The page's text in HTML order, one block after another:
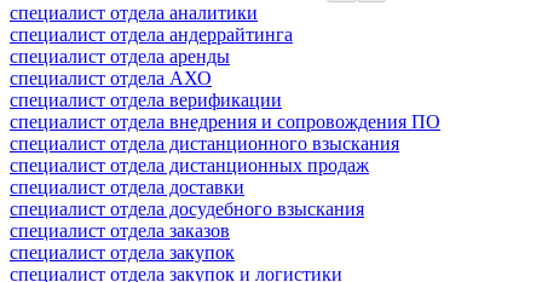
специалист отдела аналитики
специалист отдела андеррайтинга
специалист отдела аренды
специалист отдела АХО
специалист отдела верификации
специалист отдела внедрения и сопровождения ПО
специалист отдела дистанционного взыскания
специалист отдела дистанционных продаж
специалист отдела доставки
специалист отдела досудебного взыскания
специалист отдела заказов
специалист отдела закупок
специалист отдела закупок и логистики